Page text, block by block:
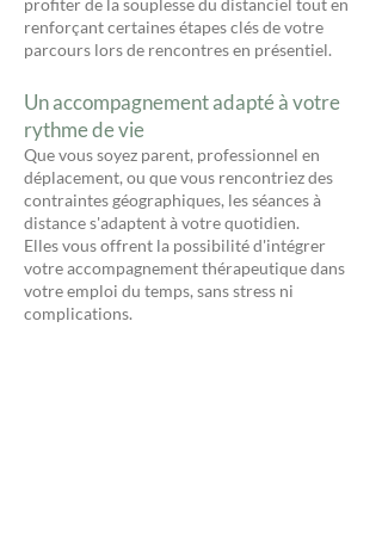
profiter de la souplesse du distanciel tout en
renforçant certaines étapes clés de votre
parcours lors de rencontres en présentiel.
Un accompagnement adapté à votre
rythme de vie
Que vous soyez parent, professionnel en
déplacement, ou que vous rencontriez des
contraintes géographiques, les séances à
distance s'adaptent à votre quotidien.
Elles vous offrent la possibilité d'intégrer
votre accompagnement thérapeutique dans
votre emploi du temps, sans stress ni
complications.